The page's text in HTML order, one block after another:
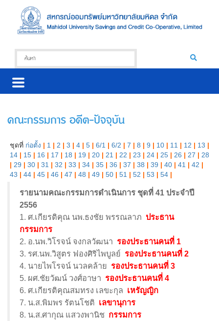
คณะกรรมการ อดีต-ปัจจุบัน
ชุดที่ ก่อตั้ง | 1 | 2 | 3 | 4 | 5 | 6/1 | 6/2 | 7 | 8 | 9 | 10 | 11 | 12 | 13 |
14 | 15 | 16 | 17 | 18 | 19 | 20 | 21 | 22 | 23 | 24 | 25 | 26 | 27 | 28
| 29 | 30 | 31 | 32 | 33 | 34 | 35 | 36 | 37 | 38 | 39 | 40 | 41 | 42 |
43 | 44 | 45 | 46 | 47 | 48 | 49 | 50 | 51 | 52 | 53 | 54 |
รายนามคณะกรรมการดำเนินการ ชุดที่ 41 ประจำปี
2556
1. ศ.เกียรติคุณ นพ.ธงชัย พรรณลาภ ประธาน
กรรมการ
2. อ.นพ.วิโรจน์ จงกลวัฒนา รองประธานคนที่ 1
3. รศ.นพ.วิสูตร ฟองศิริไพบูลย์ รองประธานคนที่ 2
4. นายไพโรจน์ นวลคล้าย รองประธานคนที่ 3
5. ผศ.ชัยวัฒน์ วงศ์อาษา รองประธานคนที่ 4
6. ศ.เกียรติคุณสมทรง เลขะกุล เหรัญญิก
7. น.ส.พิมพร รัตนโชติ เลขานุการ
8. น.ส.ศากุณ แสวงพานิช กรรมการ